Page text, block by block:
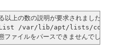
上の数の説明が要求されました。
/var/lib/apt/lists/
ァイルをパースできませんでした、